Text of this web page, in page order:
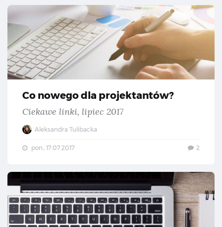
Co nowego dla projektantów?
Ciekawe linki, lipiec 2017
Aleksandra Tulibacka
pon., 17.07.2017 2